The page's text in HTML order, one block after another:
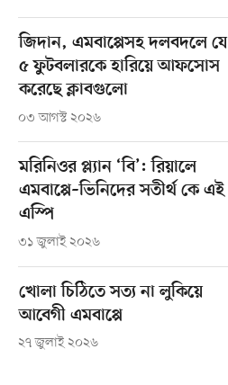
জিদান, এমবাপ্পেসহ দলবদলে যে
৫ ফুটবলারকে হারিয়ে আফসোস
করেছে ক্লাবগুলো
০৩ আগস্ট ২০২৬
মরিনিওর প্ল্যান ‘বি’: রিয়ালে
এমবাপ্পে–ভিনিদের সতীর্থ কে এই
এস্পি
৩১ জুলাই ২০২৬
খোলা চিঠিতে সত্য না লুকিয়ে
আবেগী এমবাপ্পে
২৭ জুলাই ২০২৬